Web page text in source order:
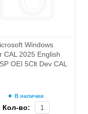
Windows
CAL 2025 English
OEI 5Clt Dev CAL
В наличии
Кол-во: